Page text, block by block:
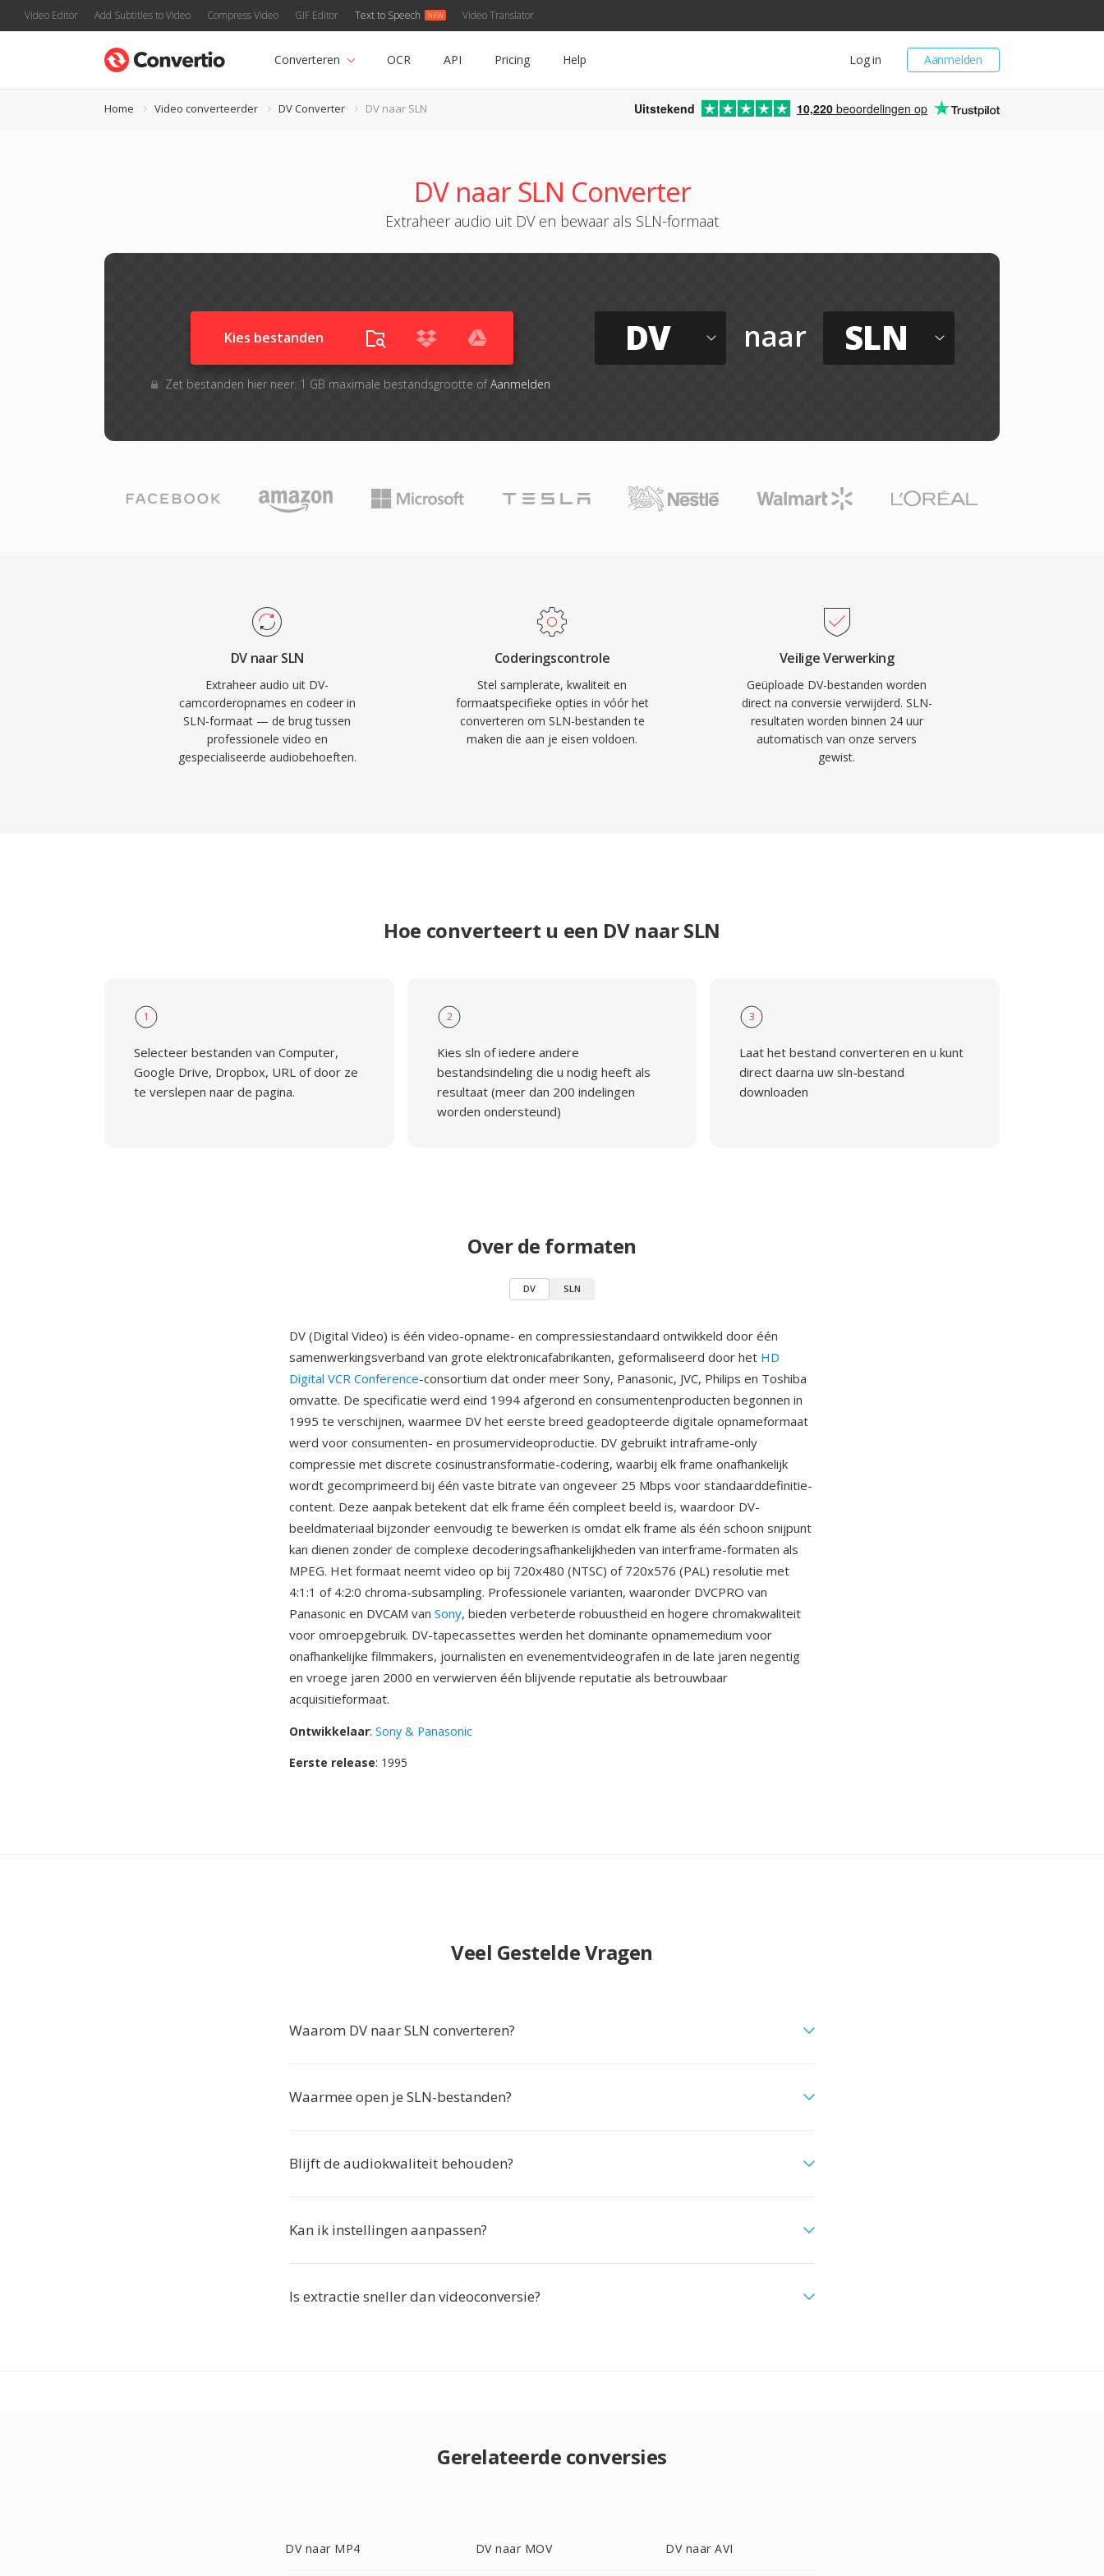
Video Editor Add Subtitles to Video Compress Video GIF Editor Text to Speech Video Translator
Aanmelden
Log in
Converteren OCR API Pricing Help
Home Video converteerder DV Converter DV naar SLN Uitstekend 10,220 beoordelingen op
DV naar SLN Converter
Extraheer audio uit DV en bewaar als SLN-formaat
Kies bestanden
Zet bestanden hier neer. 1 GB maximale bestandsgrootte ofAanmelden
DV naar SLN
DV naar SLN
Extraheer audio uit DV-
camcorderopnames en codeer in
SLN-formaat — de brug tussen
professionele video en
gespecialiseerde audiobehoeften.
Coderingscontrole
Stel samplerate, kwaliteit en
formaatspecifieke opties in vóór het
converteren om SLN-bestanden te
maken die aan je eisen voldoen.
Veilige Verwerking
Geüploade DV-bestanden worden
direct na conversie verwijderd. SLN-
resultaten worden binnen 24 uur
automatisch van onze servers
gewist.
Hoe converteert u een DV naar SLN
1
Selecteer bestanden van Computer,
Google Drive, Dropbox, URL of door ze
te verslepen naar de pagina.
2
Kies sln of iedere andere
bestandsindeling die u nodig heeft als
resultaat (meer dan 200 indelingen
worden ondersteund)
3
Laat het bestand converteren en u kunt
direct daarna uw sln-bestand
downloaden
Over de formaten
DV SLN
DV (Digital Video) is één video-opname- en compressiestandaard ontwikkeld door één
samenwerkingsverband van grote elektronicafabrikanten, geformaliseerd door het HD
Digital VCR Conference-consortium dat onder meer Sony, Panasonic, JVC, Philips en Toshiba
omvatte. De specificatie werd eind 1994 afgerond en consumentenproducten begonnen in
1995 te verschijnen, waarmee DV het eerste breed geadopteerde digitale opnameformaat
werd voor consumenten- en prosumervideoproductie. DV gebruikt intraframe-only
compressie met discrete cosinustransformatie-codering, waarbij elk frame onafhankelijk
wordt gecomprimeerd bij één vaste bitrate van ongeveer 25 Mbps voor standaarddefinitie-
content. Deze aanpak betekent dat elk frame één compleet beeld is, waardoor DV-
beeldmateriaal bijzonder eenvoudig te bewerken is omdat elk frame als één schoon snijpunt
kan dienen zonder de complexe decoderingsafhankelijkheden van interframe-formaten als
MPEG. Het formaat neemt video op bij 720x480 (NTSC) of 720x576 (PAL) resolutie met
4:1:1 of 4:2:0 chroma-subsampling. Professionele varianten, waaronder DVCPRO van
Panasonic en DVCAM van Sony, bieden verbeterde robuustheid en hogere chromakwaliteit
voor omroepgebruik. DV-tapecassettes werden het dominante opnamemedium voor
onafhankelijke filmmakers, journalisten en evenementvideografen in de late jaren negentig
en vroege jaren 2000 en verwierven één blijvende reputatie als betrouwbaar
acquisitieformaat.
Ontwikkelaar: Sony & Panasonic
Eerste release: 1995
Veel Gestelde Vragen
Waarom DV naar SLN converteren?
Waarmee open je SLN-bestanden?
Blijft de audiokwaliteit behouden?
Kan ik instellingen aanpassen?
Is extractie sneller dan videoconversie?
Gerelateerde conversies
DV naar MP4 DV naar MOV DV naar AVI